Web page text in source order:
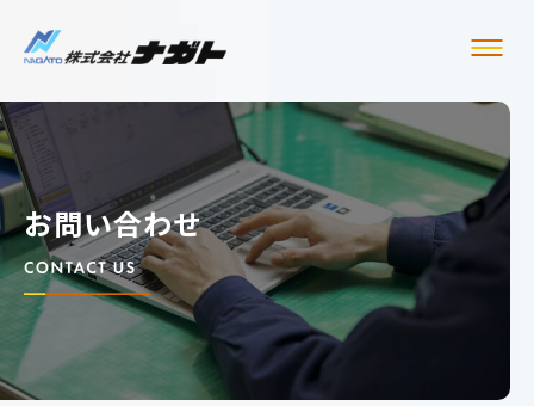
お問い合わせ